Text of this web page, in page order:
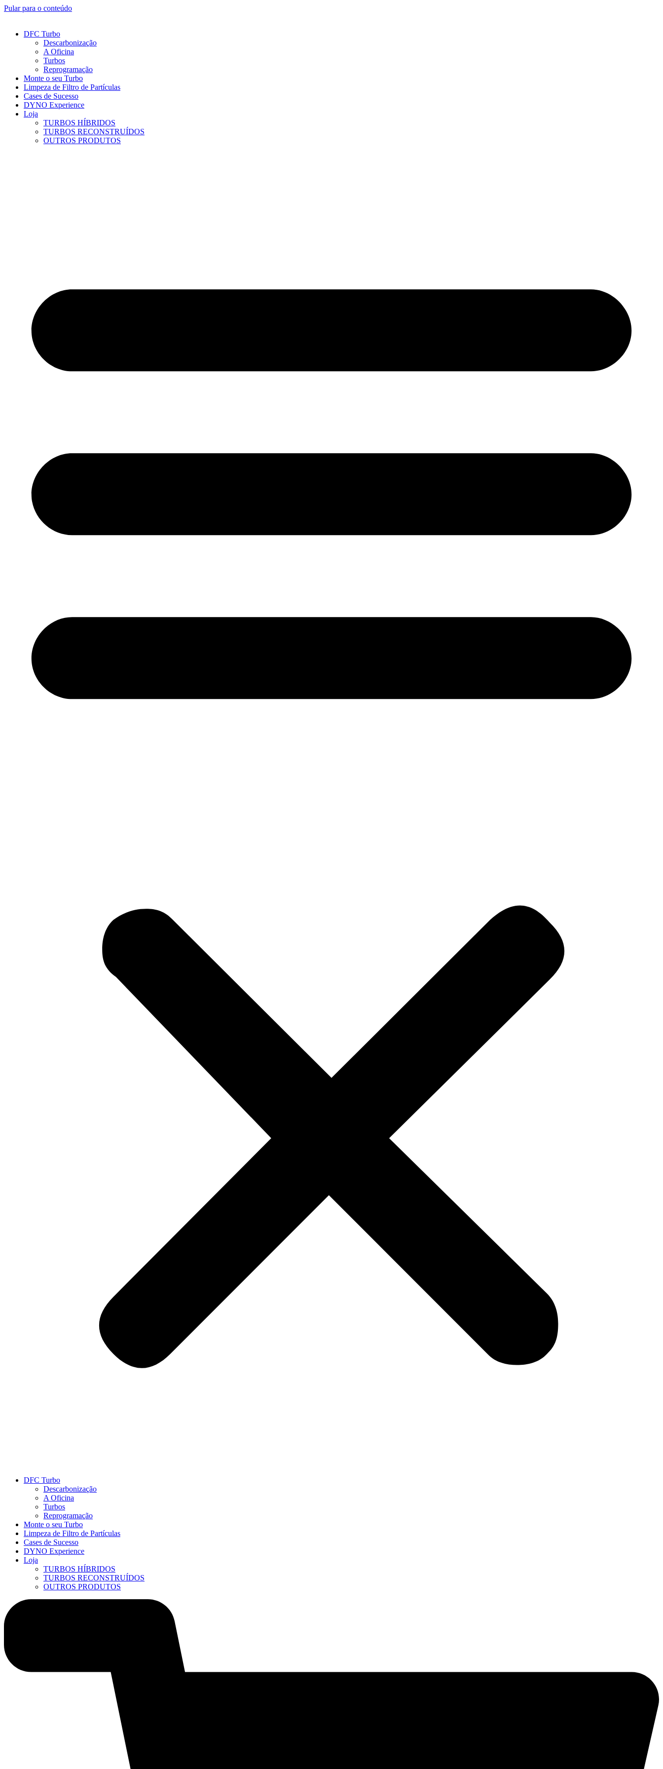
Pular para o conteúdo
DFC Turbo
Descarbonização
A Oficina
Turbos
Reprogramação
Monte o seu Turbo
Limpeza de Filtro de Partículas
Cases de Sucesso
DYNO Experience
Loja
TURBOS HÍBRIDOS
TURBOS RECONSTRUÍDOS
OUTROS PRODUTOS
DFC Turbo
Descarbonização
A Oficina
Turbos
Reprogramação
Monte o seu Turbo
Limpeza de Filtro de Partículas
Cases de Sucesso
DYNO Experience
Loja
TURBOS HÍBRIDOS
TURBOS RECONSTRUÍDOS
OUTROS PRODUTOS